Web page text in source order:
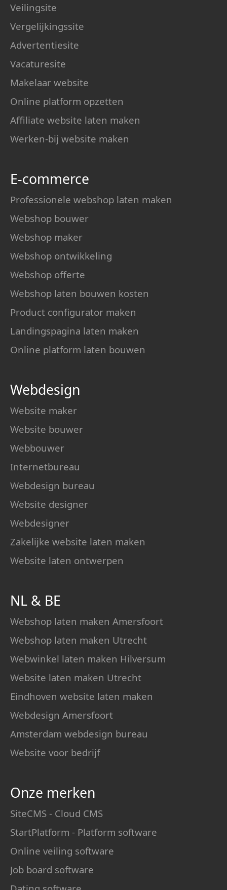
Veilingsite
Vergelijkingssite
Advertentiesite
Vacaturesite
Makelaar website
Online platform opzetten
Affiliate website laten maken
Werken-bij website maken
E-commerce
Professionele webshop laten maken
Webshop bouwer
Webshop maker
Webshop ontwikkeling
Webshop offerte
Webshop laten bouwen kosten
Product configurator maken
Landingspagina laten maken
Online platform laten bouwen
Webdesign
Website maker
Website bouwer
Webbouwer
Internetbureau
Webdesign bureau
Website designer
Webdesigner
Zakelijke website laten maken
Website laten ontwerpen
NL & BE
Webshop laten maken Amersfoort
Webshop laten maken Utrecht
Webwinkel laten maken Hilversum
Website laten maken Utrecht
Eindhoven website laten maken
Webdesign Amersfoort
Amsterdam webdesign bureau
Website voor bedrijf
Onze merken
SiteCMS - Cloud CMS
StartPlatform - Platform software
Online veiling software
Job board software